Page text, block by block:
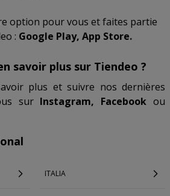
option pour vous et faites partie
: Google Play, App Store.
savoir plus sur Tiendeo ?
plus et suivre nos dernières
sur Instagram, Facebook ou
ITALIA